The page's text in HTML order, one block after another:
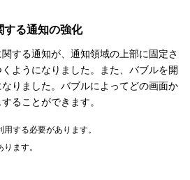
する通知の強化
する通知が、通知領域の上部に固定さ
ようになりました。また、バブルを開
りました。バブルによってどの画面か
ることができます。
する必要があります。
ます。